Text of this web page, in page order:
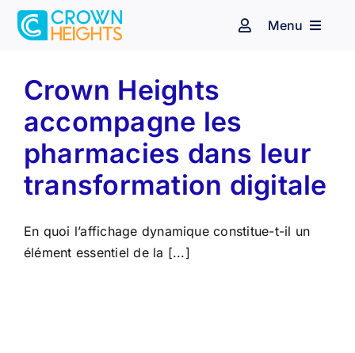
Passer
Navigation
Audiovisuel
Menu
Identité sonore
Secteurs d’activité
Nos clients
Crown Heights
accompagne les
pharmacies dans leur
transformation digitale
En quoi l’affichage dynamique constitue-t-il un
élément essentiel de la [...]